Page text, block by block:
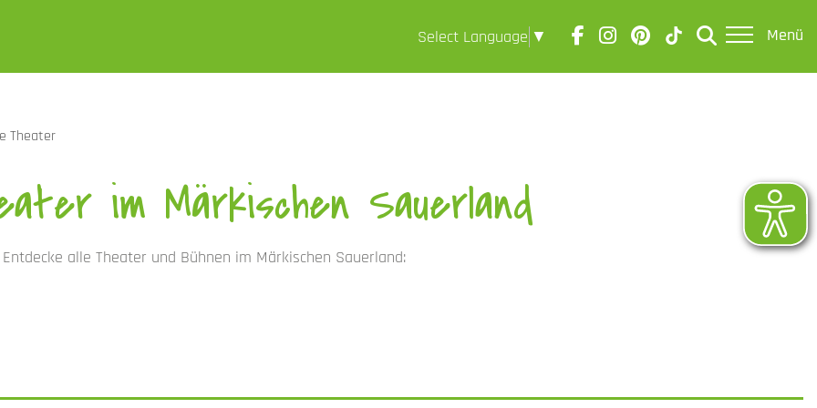
Select Language ▼ Menü
Theater
im Märkischen Sauerland
Entdecke alle Theater und Bühnen im Märkischen Sauerland: